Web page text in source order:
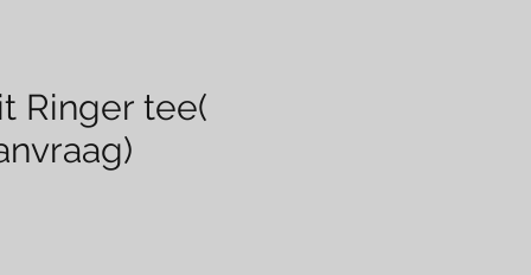
Ringer tee(